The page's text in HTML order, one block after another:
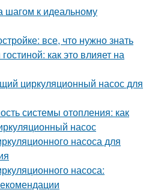
шагом к идеальному
все, что нужно знать
как это влияет на
циркуляционный насос для
системы отопления: как
насос
насоса для
насоса: